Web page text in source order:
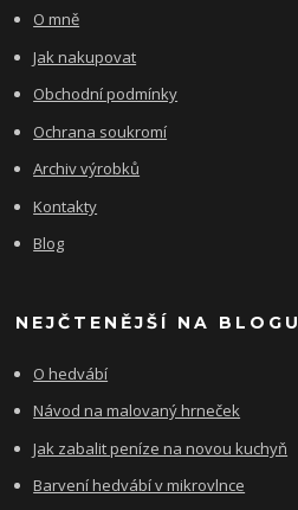
O mně
Jak nakupovat
Obchodní podmínky
Ochrana soukromí
Archiv výrobků
Kontakty
Blog
NEJČTENĚJŠÍ NA BLOGU
O hedvábí
Návod na malovaný hrneček
Jak zabalit peníze na novou kuchyň
Barvení hedvábí v mikrovlnce